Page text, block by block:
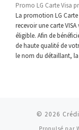
Promo LG Carte Visa
La promotion LG
recevoir une carte
éligible. Afin de
de haute qualité de
le nom du détaillant,
© 2026
Propulsé par